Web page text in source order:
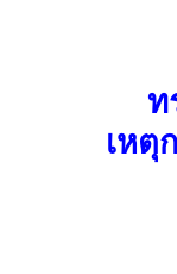
ท
เหตุ